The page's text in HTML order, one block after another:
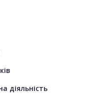
діяльність